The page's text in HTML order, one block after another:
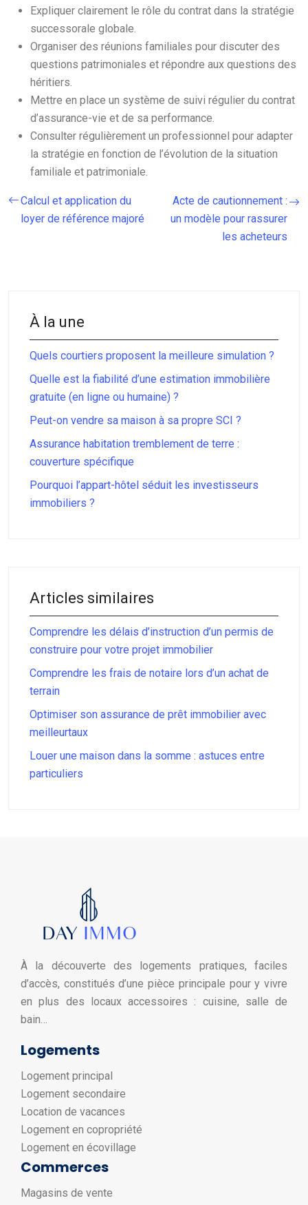
Expliquer clairement le rôle du contrat dans la stratégie
successorale globale.
Organiser des réunions familiales pour discuter des
questions patrimoniales et répondre aux questions des
héritiers.
Mettre en place un système de suivi régulier du contrat
d’assurance-vie et de sa performance.
Consulter régulièrement un professionnel pour adapter
la stratégie en fonction de l’évolution de la situation
familiale et patrimoniale.
Calcul et application du
loyer de référence majoré
Acte de cautionnement :
un modèle pour rassurer
les acheteurs
À la une
Quels courtiers proposent la meilleure simulation ?
Quelle est la fiabilité d’une estimation immobilière
gratuite (en ligne ou humaine) ?
Peut-on vendre sa maison à sa propre SCI ?
Assurance habitation tremblement de terre :
couverture spécifique
Pourquoi l’appart-hôtel séduit les investisseurs
immobiliers ?
Articles similaires
Comprendre les délais d’instruction d’un permis de
construire pour votre projet immobilier
Comprendre les frais de notaire lors d’un achat de
terrain
Optimiser son assurance de prêt immobilier avec
meilleurtaux
Louer une maison dans la somme : astuces entre
particuliers
À la découverte des logements pratiques, faciles
d’accès, constitués d’une pièce principale pour y vivre
en plus des locaux accessoires : cuisine, salle de
bain…
Logements
Logement principal
Logement secondaire
Location de vacances
Logement en copropriété
Logement en écovillage
Commerces
Magasins de vente